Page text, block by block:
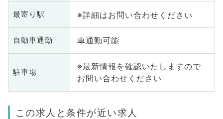
最寄り駅 ※詳細はお問い合わせください
自動車通勤 車通勤可能
駐車場
※最新情報を確認いたしますので
お問い合わせください
この求人と条件が近い求人